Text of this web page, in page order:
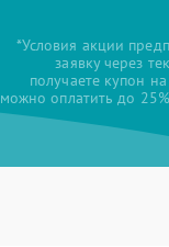
*Условия акции
заявку через
получаете купон
можно оплатить до